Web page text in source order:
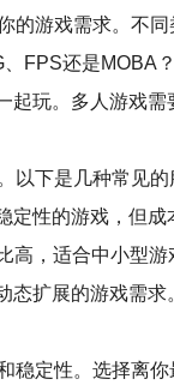
的游戏需求。不
FPS还是MOBA
起玩。多人游戏
以下是几种常见
定性的游戏，但成
高，适合中小型游
态扩展的游戏需求
稳定性。选择离